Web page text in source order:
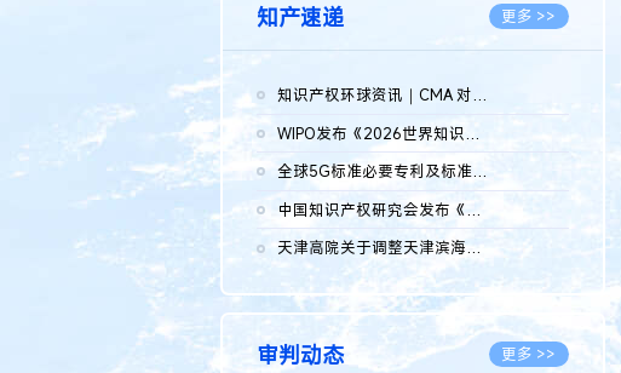
知产速递 更多 >>
知识产权环球资讯｜CMA 对微软发起调查；批量搬运二手平台数据构...
WIPO发布《2026世界知识产权报告》 含报告全文
全球5G标准必要专利及标准提案研究报告（2026年）全文发布
中国知识产权研究会发布《2025年度中国企业海外知识产权纠纷调查...
2026.08.07
天津高院关于调整天津滨海高新技术产业开发区华苑科技园一审普通...
2026.08.07
审判动态 更多 >>